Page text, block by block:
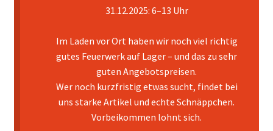
31.12.2025: 6–13 Uhr
Im Laden vor Ort haben wir noch viel richtig
gutes Feuerwerk auf Lager – und das zu sehr
guten Angebotspreisen.
Wer noch kurzfristig etwas sucht, findet bei
uns starke Artikel und echte Schnäppchen.
Vorbeikommen lohnt sich.